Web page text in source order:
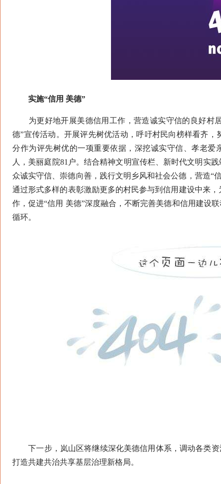
实施“信用 美德”
为更好地开展美德信用工作，营造诚实守信的良好村居
德”宣传活动。开展评先树优活动，呼吁村民向榜样看齐
分作为评先树优的一项重要依据，深挖诚实守信、孝老
人，美丽庭院81户。结合精神文明宣传栏、新时代文明实
众诚实守信、崇德向善，践行文明乡风和社会公德，营造“
通过形式多样的表彰激励更多的村民参与到信用建设中来
作，促进“信用 美德”深度融合，不断完善美德和信用建设
循环。
下一步，岚山区将继续深化美德信用体系，调动各类资
打造共建共治共享基层治理新格局。